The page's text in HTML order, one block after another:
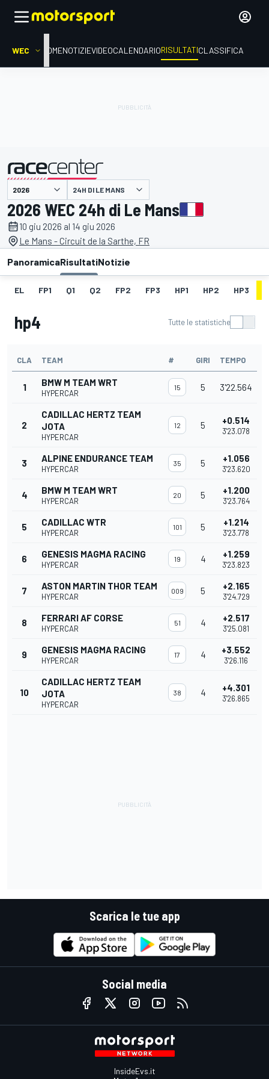
WEC HOMENOTIZIEVIDEOCALENDARIORISULTATICLASSIFICA
presentato da 24H DI LE MANS
2026 WEC 24h di Le Mans
10 giu 2026 al 14 giu 2026
Le Mans - Circuit de la Sarthe, FR
PanoramicaRisultatiNotizie
EL FP1 Q1 Q2 FP2 FP3 HP1 HP2 HP3
hp4 Tutte le statistiche
CLA TEAM # GIRI TEMPO
1 BMW M TEAM WRT
HYPERCAR
15 5 3'22.564
2
CADILLAC HERTZ TEAM
JOTA
HYPERCAR
12 5 +0.514
3'23.078
3 ALPINE ENDURANCE TEAM
HYPERCAR
35 5 +1.056
3'23.620
4 BMW M TEAM WRT
HYPERCAR
20 5 +1.200
3'23.764
5 CADILLAC WTR
HYPERCAR
101 5 +1.214
3'23.778
6 GENESIS MAGMA RACING
HYPERCAR
19 4 +1.259
3'23.823
7 ASTON MARTIN THOR TEAM
HYPERCAR
009 5 +2.165
3'24.729
8 FERRARI AF CORSE
HYPERCAR
51 4 +2.517
3'25.081
9 GENESIS MAGMA RACING
HYPERCAR
17 4 +3.552
3'26.116
10
CADILLAC HERTZ TEAM
JOTA
HYPERCAR
38 4 +4.301
3'26.865
Scarica le tue app
Social media
InsideEvs.it